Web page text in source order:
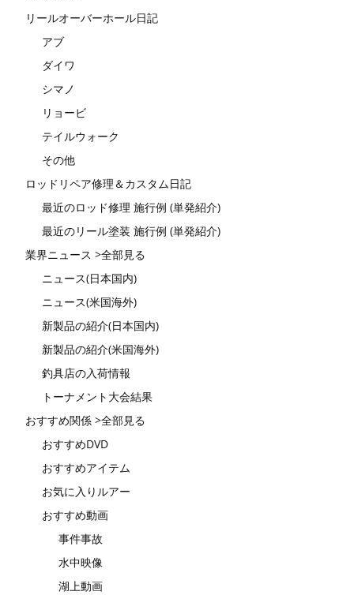
リールオーバーホール日記
アブ
ダイワ
シマノ
リョービ
テイルウォーク
その他
ロッドリペア修理＆カスタム日記
最近のロッド修理 施行例 (単発紹介)
最近のリール塗装 施行例 (単発紹介)
業界ニュース >全部見る
ニュース(日本国内)
ニュース(米国海外)
新製品の紹介(日本国内)
新製品の紹介(米国海外)
釣具店の入荷情報
トーナメント大会結果
おすすめ関係 >全部見る
おすすめDVD
おすすめアイテム
お気に入りルアー
おすすめ動画
事件事故
水中映像
湖上動画